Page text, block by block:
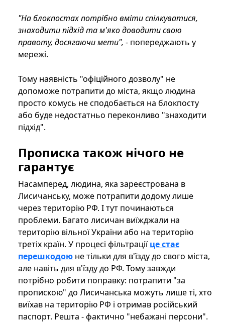
"На блокпостах потрібно вміти спілкуватися,
знаходити підхід та м'яко доводити свою
правоту, досягаючи мети", - попереджають у
мережі.
Тому наявність "офіційного дозволу" не
допоможе потрапити до міста, якщо людина
просто комусь не сподобається на блокпосту
або буде недостатньо переконливо "знаходити
підхід".
Прописка також нічого не
гарантує
Насамперед, людина, яка зареєстрована в
Лисичанську, може потрапити додому лише
через територію РФ. І тут починаються
проблеми. Багато лисичан виїжджали на
територію вільної України або на територію
третіх країн. У процесі фільтраціїце стає
перешкодою не тільки для в'їзду до свого міста,
але навіть для в'їзду до РФ. Тому завжди
потрібно робити поправку: потрапити "за
пропискою" до Лисичанська можуть лише ті, хто
виїхав на територію РФ і отримав російський
паспорт. Решта - фактично "небажані персони".